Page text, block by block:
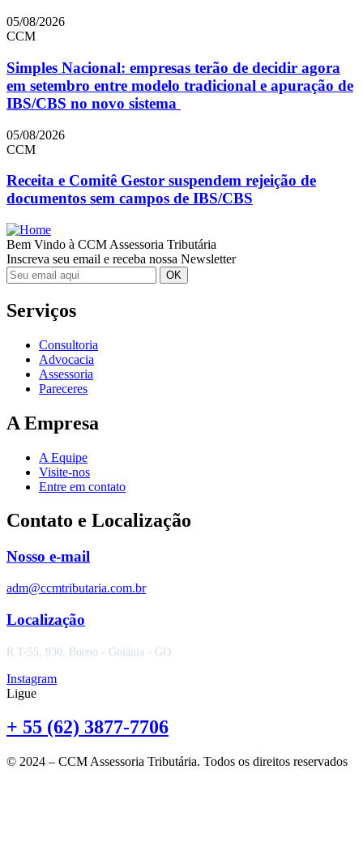
05/08/2026
CCM
Simples Nacional: empresas terão de decidir agora
em setembro entre modelo tradicional e apuração de
IBS/CBS no novo sistema
05/08/2026
CCM
Receita e Comitê Gestor suspendem rejeição de
documentos sem campos de IBS/CBS
Bem Vindo à CCM Assessoria Tributária
Inscreva seu email e receba nossa Newsletter
Serviços
Consultoria
Advocacia
Assessoria
Pareceres
A Empresa
A Equipe
Visite-nos
Entre em contato
Contato e Localização
Nosso e-mail
adm@ccmtributaria.com.br
Localização
R T-55, 930, Bueno - Goiânia - GO
Instagram
Ligue
+ 55 (62) 3877-7706
© 2024 – CCM Assessoria Tributária. Todos os direitos reservados